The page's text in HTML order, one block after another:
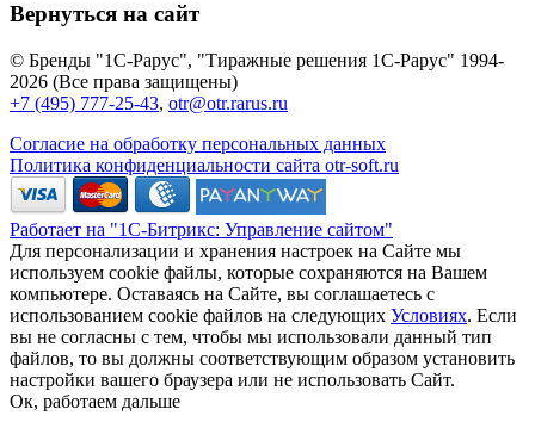
Вернуться на сайт
© Бренды "1С-Рарус", "Тиражные решения 1С-Рарус" 1994-
2026 (Все права защищены)
+7 (495) 777-25-43, otr@otr.rarus.ru
Согласие на обработку персональных данных
Политика конфиденциальности сайта otr-soft.ru
Работает на "1С-Битрикс: Управление сайтом"
Для персонализации и хранения настроек на Сайте мы
используем cookie файлы, которые сохраняются на Вашем
компьютере. Оставаясь на Сайте, вы соглашаетесь с
использованием cookie файлов на следующих Условиях. Если
вы не согласны с тем, чтобы мы использовали данный тип
файлов, то вы должны соответствующим образом установить
настройки вашего браузера или не использовать Сайт.
Ок, работаем дальше